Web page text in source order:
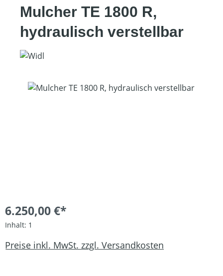
Mulcher TE 1800 R,
hydraulisch verstellbar
Bildergalerie überspringen
6.250,00 €*
Inhalt: 1
Preise inkl. MwSt. zzgl. Versandkosten